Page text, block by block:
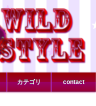
カテゴリ contact